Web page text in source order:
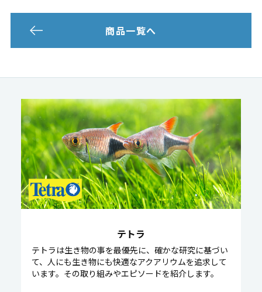
商品一覧へ
テトラ
テトラは生き物の事を最優先に、確かな研究に基づい
て、人にも生き物にも快適なアクアリウムを追求して
います。その取り組みやエピソードを紹介します。